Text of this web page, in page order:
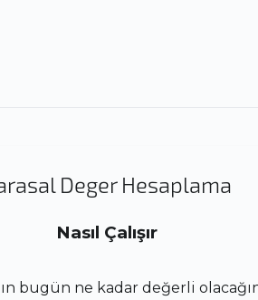
Deger Hesaplama
Nasıl Çalışır
bugün ne kadar değerli